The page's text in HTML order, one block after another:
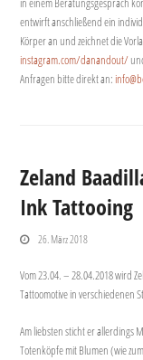
entwirft anschließend ein
Körper an und zeichnet die
instagram.com/danandout/
Anfragen bitte direkt an:
Zeland
Ink Tattooing
26. März 2018
Vom 23.04. – 28.04.2018 wird
Tattoomotive in verschiedenen
Am liebsten sticht er allerdings
Totenköpfe mit Blumen (wie